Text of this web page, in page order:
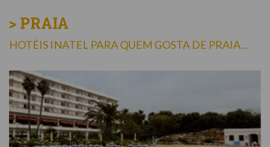
> PRAIA
HOTÉIS INATEL PARA QUEM GOSTA DE PRAIA...